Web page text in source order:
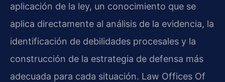
aplicación de la ley, un conocimiento que se
aplica directamente al análisis de la evidencia, la
identificación de debilidades procesales y la
construcción de la estrategia de defensa más
adecuada para cada situación. Law Offices Of